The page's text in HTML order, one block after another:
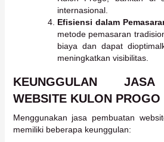
internasional.
Efisiensi dalam
metode pemasaran
biaya dan dapat
meningkatkan visibilitas.
KEUNGGULAN JASA
WEBSITE KULON PROGO
Menggunakan jasa pembuatan
memiliki beberapa keunggulan: